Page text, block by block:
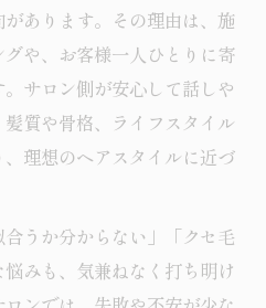
あります。その理由は、施
や、お客様一人ひとりに寄
サロン側が安心して話しや
質や骨格、ライフスタイル
理想のヘアスタイルに近づ
うか分からない」「クセ毛
みも、気兼ねなく打ち明け